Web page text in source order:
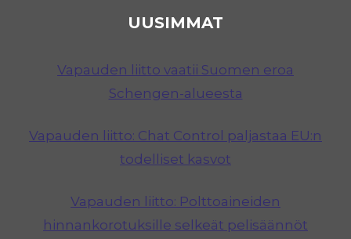
UUSIMMAT
Vapauden liitto vaatii Suomen eroa
Schengen-alueesta
Vapauden liitto: Chat Control paljastaa EU:n
todelliset kasvot
Vapauden liitto: Polttoaineiden
hinnankorotuksille selkeät pelisäännöt